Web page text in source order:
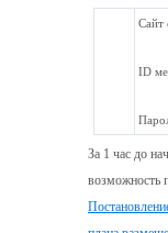
Сайт
ID
За 1 час до
возможность